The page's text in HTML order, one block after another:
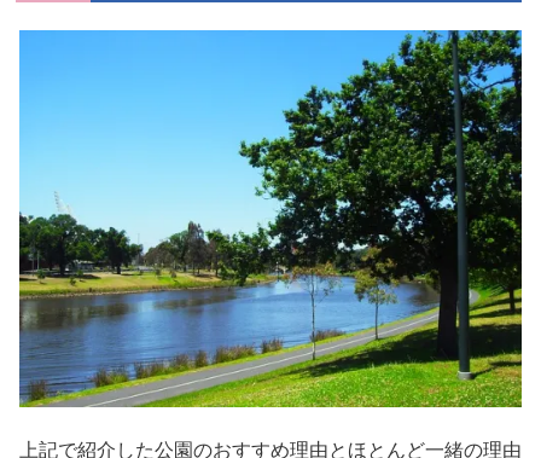
上記で紹介した公園のおすすめ理由とほとんど一緒の理由